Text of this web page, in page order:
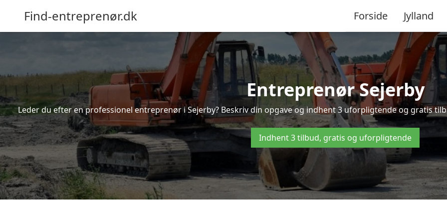
Find-entreprenør.dk Forside Jylland
Entreprenør Sejerby
Leder du efter en professionel entreprenør i Sejerby? Beskriv din opgave og indhent 3 uforpligtende og gratis
Indhent 3 tilbud, gratis og uforpligtende